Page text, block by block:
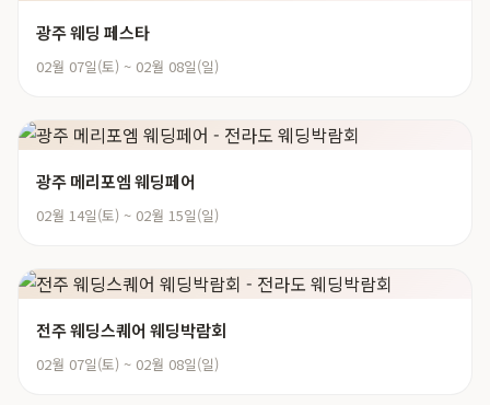
광주 웨딩 페스타
02월 07일(토) ~ 02월 08일(일)
광주 메리포엠 웨딩페어
02월 14일(토) ~ 02월 15일(일)
전주 웨딩스퀘어 웨딩박람회
02월 07일(토) ~ 02월 08일(일)